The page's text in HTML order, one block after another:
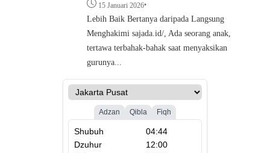
15 Januari 2026•
Lebih Baik Bertanya daripada Langsung
Menghakimi sajada.id/, Ada seorang anak,
tertawa terbahak-bahak saat menyaksikan
gurunya...